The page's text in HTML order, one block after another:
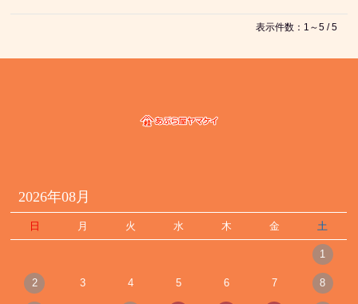
表示件数：1～5 / 5
2026年08月
日 月 火 水 木 金 土
1
2 3 4 5 6 7 8